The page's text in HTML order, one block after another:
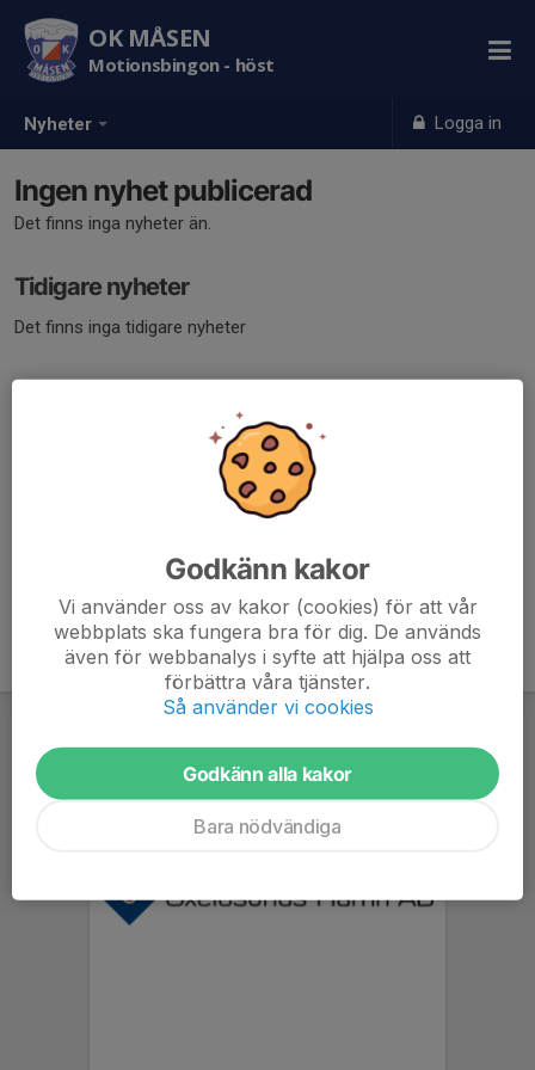
Nyheter Logga in
OK MÅSEN
Motionsbingon - höst
Ingen nyhet publicerad
Det finns inga nyheter än.
Tidigare nyheter
Det finns inga tidigare nyheter
Godkänn kakor
Vi använder oss av kakor (cookies) för att vår
webbplats ska fungera bra för dig. De används
även för webbanalys i syfte att hjälpa oss att
förbättra våra tjänster.
Så använder vi cookies
Godkänn alla kakor
Bara nödvändiga